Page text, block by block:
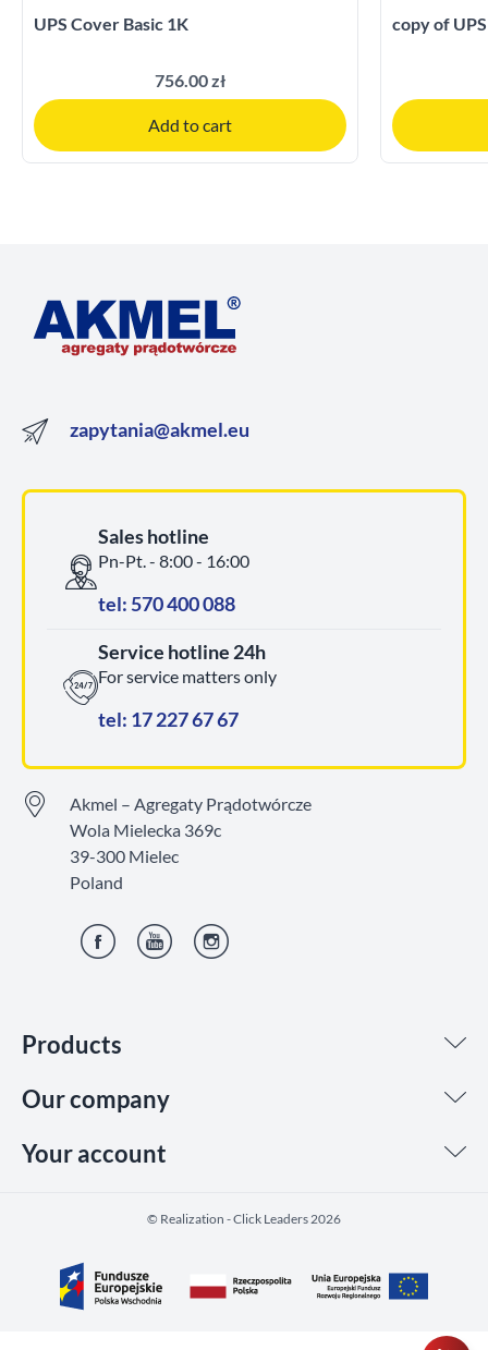
UPS Cover Basic 1K
756.00 zł
Add to cart
copy of
Products
Our company
Your account
zapytania@akmel.eu
Sales hotline
Pn-Pt. - 8:00 - 16:00
tel: 570 400 088
Service hotline 24h
For service matters only
tel: 17 227 67 67
Akmel – Agregaty Prądotwórcze
Wola Mielecka 369c
39-300 Mielec
Poland
©️ Realization - Click Leaders 2026